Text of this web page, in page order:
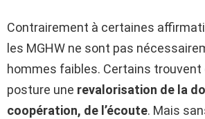
Contrairement à certaines
les MGHW ne sont pas
hommes faibles. Certains
posture une revalorisation de la
coopération, de l’écoute. Mais